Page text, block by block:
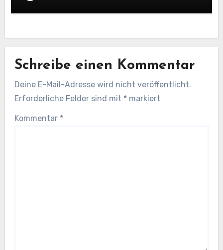
Schreibe einen Kommentar
Deine E-Mail-Adresse wird nicht veröffentlicht.
Erforderliche Felder sind mit * markiert
Kommentar *